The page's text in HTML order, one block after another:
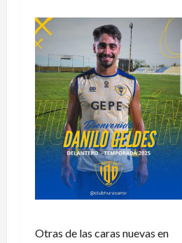
Otras de las caras nuevas en